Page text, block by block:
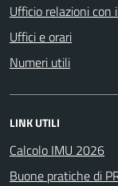
Ufficio relazioni con
Uffici e orari
Numeri utili
LINK UTILI
Calcolo IMU 2026
Buone pratiche di